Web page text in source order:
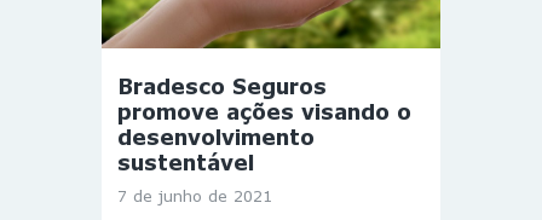
Bradesco Seguros
promove ações visando o
desenvolvimento
sustentável
7 de junho de 2021